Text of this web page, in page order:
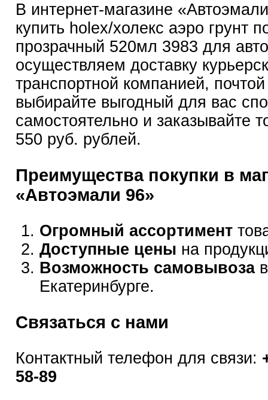
В интернет-магазине
купить holex/холекс аэро грунт
прозрачный 520мл 3983 для
осуществляем доставку
транспортной компанией,
выбирайте выгодный для вас
самостоятельно и заказывайте
550 руб. рублей.
Преимущества покупки в
«Автоэмали 96»
Огромный ассортимент
Доступные цены на
Возможность самовывозав
Екатеринбурге.
Связаться с нами
Контактный телефон для связи:
58-89